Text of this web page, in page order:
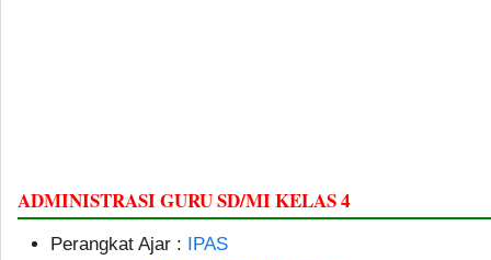
ADMINISTRASI GURU SD/MI KELAS 4
Perangkat Ajar :
IPAS